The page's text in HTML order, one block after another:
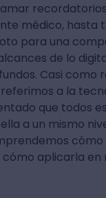
médico, hasta
para una
de lo
Casi como
a la
que todos
a un mismo
cómo
aplicarla en